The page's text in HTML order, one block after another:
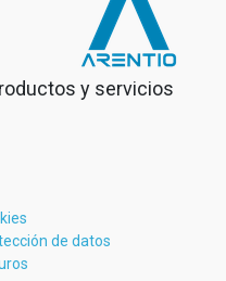
y servicios
de datos